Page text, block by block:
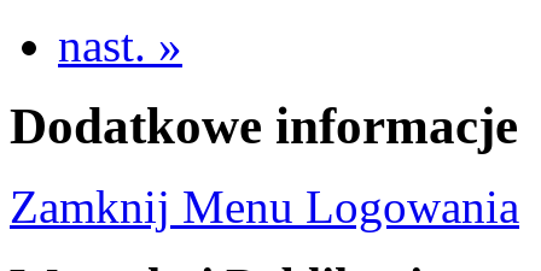
nast. »
Dodatkowe informacje
Zamknij Menu Logowania